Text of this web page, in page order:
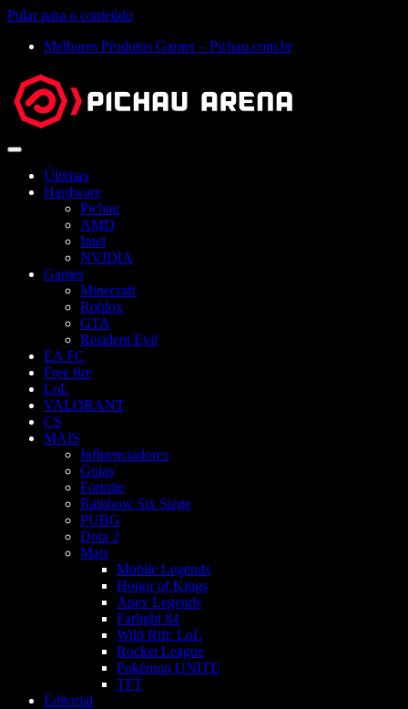
Pular para o conteúdo
Melhores Produtos Gamer – Pichau.com.br
Abrir
Últimas
Hardware
Pichau
AMD
Intel
NVIDIA
Games
Minecraft
Roblox
GTA
Resident Evil
EA FC
Free fire
LoL
VALORANT
CS
MAIS
Influenciadores
Guias
Fortnite
Rainbow Six Siege
PUBG
Dota 2
Mais
Mobile Legends
Honor of Kings
Apex Legends
Farlight 84
Wild Rift: LoL
Rocket League
Pokémon UNITE
TFT
Editorial